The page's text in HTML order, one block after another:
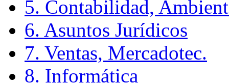
5. Contabilidad,
6. Asuntos Jurídicos
7. Ventas, Mercadotec.
8. Informática